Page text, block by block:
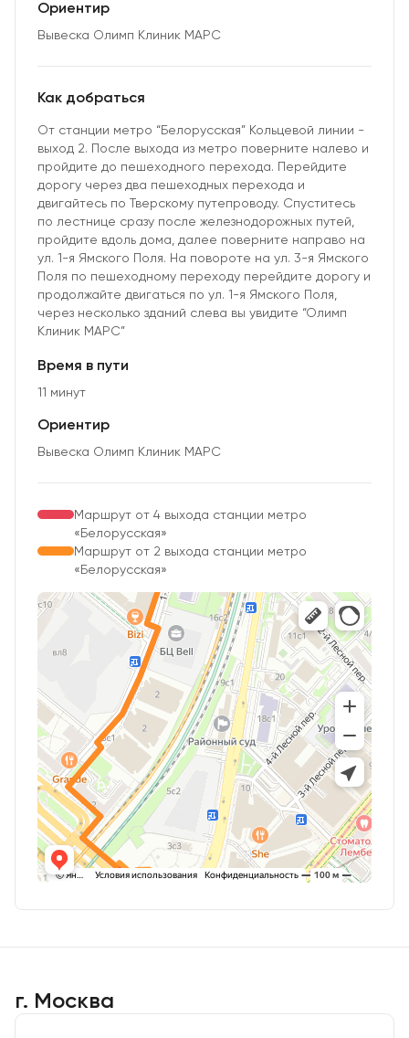
Ориентир
Вывеска Олимп Клиник МАРС
Как добраться
От станции метро “Белорусская” Кольцевой линии -
выход 2. После выхода из метро поверните налево и
пройдите до пешеходного перехода. Перейдите
дорогу через два пешеходных перехода и
двигайтесь по Тверскому путепроводу. Спуститесь
по лестнице сразу после железнодорожных путей,
пройдите вдоль дома, далее поверните направо на
ул. 1-я Ямского Поля. На повороте на ул. 3-я Ямского
Поля по пешеходному переходу перейдите дорогу и
продолжайте двигаться по ул. 1-я Ямского Поля,
через несколько зданий слева вы увидите “Олимп
Клиник МАРС”
Время в пути
11 минут
Ориентир
Вывеска Олимп Клиник МАРС
Маршрут от 4 выхода станции метро
«Белорусская»
Маршрут от 2 выхода станции метро
«Белорусская»
г. Москва